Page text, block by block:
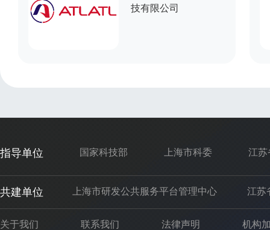
技有限公司
指导单位 国家科技部 上海市科委 江苏
共建单位 上海市研发公共服务平台管理中心 江苏
关于我们 联系我们 法律声明 机构